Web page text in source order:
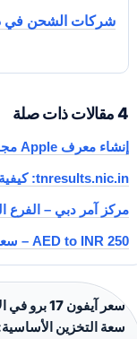
شركات الشحن في
4 مقالات ذات صلة
إنشاء معرف Apple مجانًا بدون رقم هاتف: دليل شامل لكل الأجهزة
tnresults.nic.in: كيفية التحقق من نتائج تاميل نادو 2026
مركز آمر دبي – الفرع
250 AED to INR – سعر الصرف اليوم وأفضل طرق التحويل
سعر آيفون 17 برو في الإمارات (تقديري):
سعة التخزين